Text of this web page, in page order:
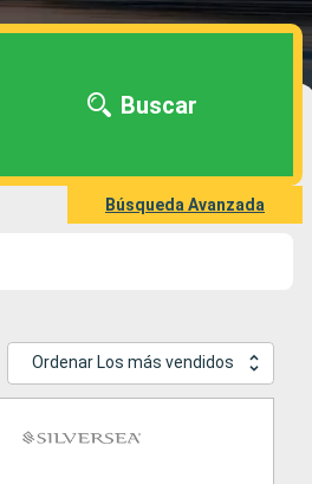
Buscar
Búsqueda Avanzada
Ordenar Los más vendidos